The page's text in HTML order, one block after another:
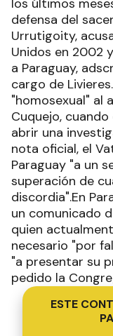
los últimos
defensa del
Urrutigoity,
Unidos en 2002
a Paraguay,
cargo de
"homosexual" al
Cuquejo,
abrir una
nota oficial, el
Paraguay "a un
superación de
discordia".En
un comunicado
quien
necesario "por
"a presentar su
pedido la
ESTE